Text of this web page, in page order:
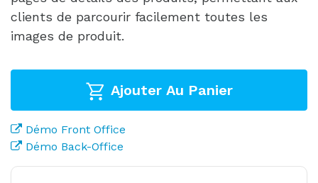
clients de parcourir facilement toutes les
images de produit.
Ajouter Au Panier
Démo Front Office
Démo Back-Office